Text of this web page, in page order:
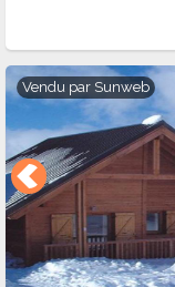
Vendu par Sunweb